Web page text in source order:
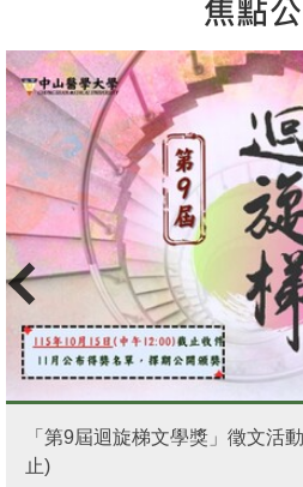
「第9屆迴旋梯文學獎」徵文活
止)